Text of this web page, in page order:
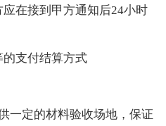
在接到甲方通知后24小时
支付结算方式
一定的材料验收场地，保证